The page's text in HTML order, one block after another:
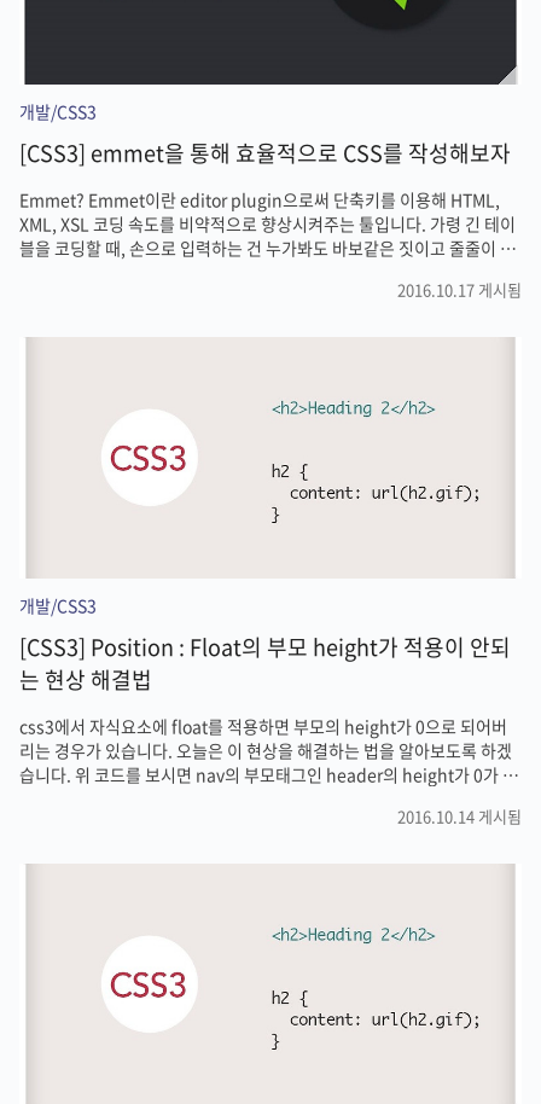
개발/CSS3
[CSS3] emmet을 통해 효율적으로 CSS를 작성해보자
Emmet? Emmet이란 editor plugin으로써 단축키를 이용해 HTML,
XML, XSL 코딩 속도를 비약적으로 향상시켜주는 툴입니다. 가령 긴 테이
블을 코딩할 때, 손으로 입력하는 건 누가봐도 바보같은 짓이고 줄줄이 복
쓰는 게 가장 일반적인 방법이긴 합니다. 근데 언뜻 봐도 같은 태그의 반복
table>tr*5>td*5 table 태그로 열고 그 아래 tr 태그 5개 열고 그 아래 td
는 단어의 첫 글자를 따서 ..
2016.10.17 게시됨
개발/CSS3
[CSS3] Position : Float의 부모 height가 적용이 안되
는 현상 해결법
css3에서 자식요소에 float를 적용하면 부모의 height가 0으로 되어버
리는 경우가 있습니다. 오늘은 이 현상을 해결하는 법을 알아보도록 하겠
습니다. 위 코드를 보시면 nav의 부모태그인 header의 height가 0가 되
왼쪽으로 붕~띄운다는 뜻입니다. 한마디로 부모를 float로 설정하지 않는
모요소까지 적용을 시키려면 다른 방법이 필요합니다. 방법 1 (가상 선택
약간 이해가 필요한데요. 가상선..
2016.10.14 게시됨